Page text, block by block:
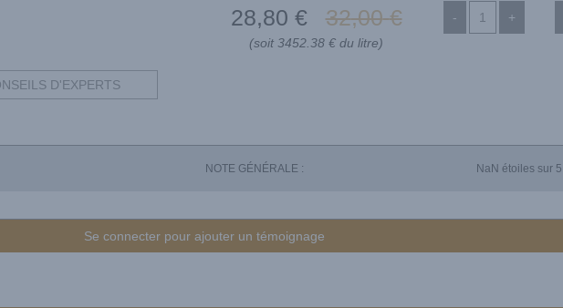
28,80 € 32,00 €
(soit 3452.38 € du litre)
- +
D'EXPERTS
NOTE GÉNÉRALE : NaN étoiles sur 5
Se connecter pour ajouter un témoignage